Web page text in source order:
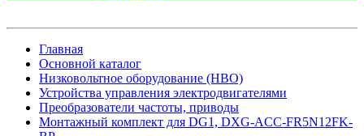
Главная
Основной каталог
Низковольтное оборудование (НВО)
Устройства управления электродвигателями
Преобразователи частоты, приводы
Монтажный комплект для DG1, DXG-ACC-FR5N12FK-